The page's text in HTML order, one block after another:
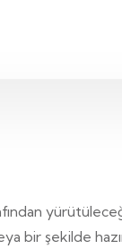
bir şekilde